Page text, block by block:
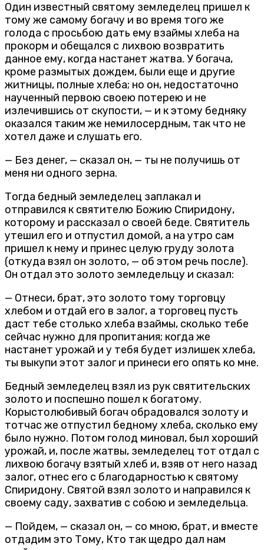
Один известный святому земледелец пришел к
тому же самому богачу и во время того же
голода с просьбою дать ему взаймы хлеба на
прокорм и обещался с лихвою возвратить
данное ему, когда настанет жатва. У богача,
кроме размытых дождем, были еще и другие
житницы, полные хлеба; но он, недостаточно
наученный первою своею потерею и не
излечившись от скупости, — и к этому бедняку
оказался таким же немилосердным, так что не
хотел даже и слушать его.
— Без денег, — сказал он, — ты не получишь от
меня ни одного зерна.
Тогда бедный земледелец заплакал и
отправился к святителю Божию Спиридону,
которому и рассказал о своей беде. Святитель
утешил его и отпустил домой, а на утро сам
пришел к нему и принес целую груду золота
(откуда взял он золото, — об этом речь после).
Он отдал это золото земледельцу и сказал:
— Отнеси, брат, это золото тому торговцу
хлебом и отдай его в залог, а торговец пусть
даст тебе столько хлеба взаймы, сколько тебе
сейчас нужно для пропитания; когда же
настанет урожай и у тебя будет излишек хлеба,
ты выкупи этот залог и принеси его опять ко мне.
Бедный земледелец взял из рук святительских
золото и поспешно пошел к богатому.
Корыстолюбивый богач обрадовался золоту и
тотчас же отпустил бедному хлеба, сколько ему
было нужно. Потом голод миновал, был хороший
урожай, и, после жатвы, земледелец тот отдал с
лихвою богачу взятый хлеб и, взяв от него назад
залог, отнес его с благодарностью к святому
Спиридону. Святой взял золото и направился к
своему саду, захватив с собою и земледельца.
— Пойдем, — сказал он, — со мною, брат, и вместе
отдадим это Тому, Кто так щедро дал нам